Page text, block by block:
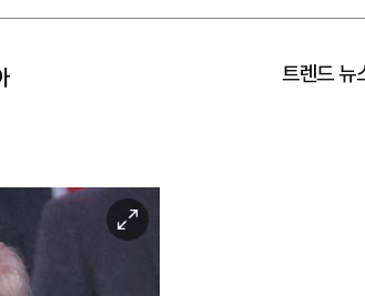
이
미
트렌드 뉴